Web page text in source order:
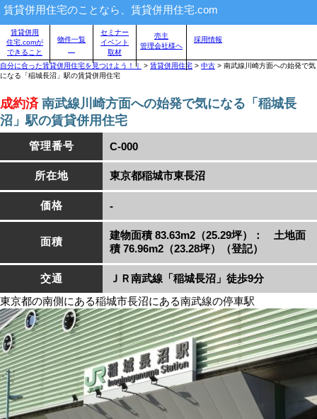
賃貸併用住宅のことなら、賃貸併用住宅.com
賃貸併用住宅物件情報
自分に合った賃貸併用住宅を見つけよう！｜ > 賃貸併用住宅 > 中古 > 南武線川崎方面への始発で気
になる「稲城長沼」駅の賃貸併用住宅
成約済南武線川崎方面への始発で気になる「稲城長
沼」駅の賃貸併用住宅
管理番号 C-000
所在地 東京都稲城市東長沼
価格 -
面積
建物面積 83.63m2（25.29坪）： 土地面
積 76.96m2（23.28坪）（登記）
交通
ＪＲ南武線「稲城長沼」徒歩9分
東京都の南側にある稲城市長沼にある南武線の停車駅
賃貸併用
住宅.comが
できること
物件一覧
セミナー
イベント
取材
売主
管理会社様へ
採用情報